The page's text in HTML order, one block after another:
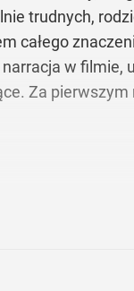
trudnych,
całego
w filmie,
Za